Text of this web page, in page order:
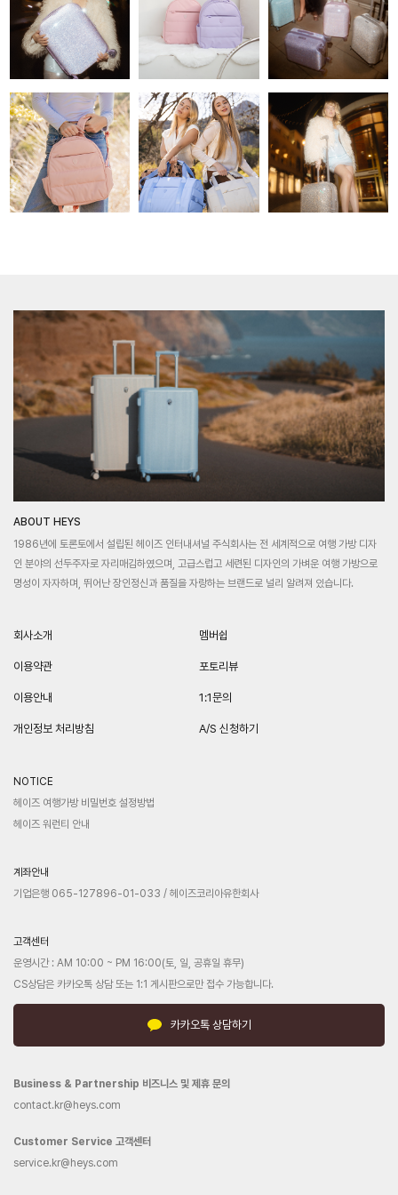
ABOUT HEYS
1986년에 토론토에서 설립된 헤이즈 인터내셔널 주식회사는 전 세계적으로 여행 가방 디자
인 분야의 선두주자로 자리매김하였으며, 고급스럽고 세련된 디자인의 가벼운 여행 가방으로
명성이 자자하며, 뛰어난 장인정신과 품질을 자랑하는 브랜드로 널리 알려져 있습니다.
회사소개
이용약관
이용안내
개인정보 처리방침
멤버쉽
포토리뷰
1:1문의
A/S 신청하기
NOTICE
헤이즈 여행가방 비밀번호 설정방법
헤이즈 워런티 안내
계좌안내
기업은행 065-127896-01-033 / 헤이즈코리아유한회사
고객센터
운영시간 : AM 10:00 ~ PM 16:00(토, 일, 공휴일 휴무)
CS상담은 카카오톡 상담 또는 1:1 게시판으로만 접수 가능합니다.
카카오톡 상담하기
Business & Partnership 비즈니스 및 제휴 문의
contact.kr@heys.com
Customer Service 고객센터
service.kr@heys.com